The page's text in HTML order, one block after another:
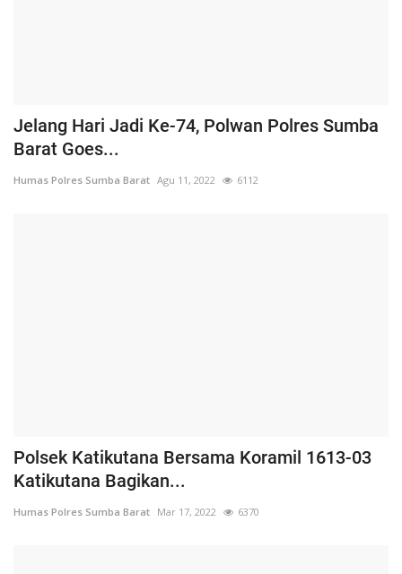
Jelang Hari Jadi Ke-74, Polwan Polres Sumba
Barat Goes...
Humas Polres Sumba Barat Agu 11, 2022 6112
Polsek Katikutana Bersama Koramil 1613-03
Katikutana Bagikan...
Humas Polres Sumba Barat Mar 17, 2022 6370